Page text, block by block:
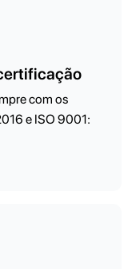
com os
e ISO 9001: